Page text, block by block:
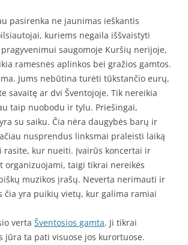
pasirenka ne jaunimas ieškantis
kuriems negaila iššvaistyti
saugomoje Kuršių nerijoje,
ramesnės aplinkos bei gražios gamtos.
Jums nebūtina turėti tūkstančio eurų,
savaitę ar dvi Šventojoje. Tik nereikia
taip nuobodu ir tylu. Priešingai,
su saiku. Čia nėra daugybės barų ir
nusprendus linksmai praleisti laiką
rasite, kur nueiti. Įvairūs koncertai ir
organizuojami, taigi tikrai nereikės
muzikos įrašų. Neverta nerimauti ir
čia yra puikių vietų, kur galima ramiai
verta Šventosios gamta. Ji tikrai
jūra ta pati visuose jos kurortuose.